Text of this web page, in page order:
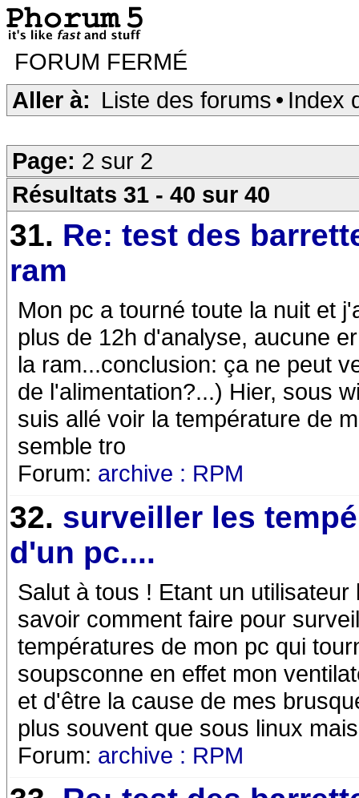
FORUM FERMÉ
Aller à: Liste des forums • Index
Page: 2 sur 2
Résultats 31 - 40 sur 40
31. Re: test des
ram
Mon pc a tourné toute la nuit et
plus de 12h d'analyse, aucune
la ram...conclusion: ça ne peut
de l'alimentation?...) Hier, sous
suis allé voir la température de
semble tro
Forum: archive : RPM
32. surveiller les
d'un pc....
Salut à tous ! Etant un
savoir comment faire pour
températures de mon pc qui
soupsconne en effet mon
et d'être la cause de mes
plus souvent que sous linux
Forum: archive : RPM